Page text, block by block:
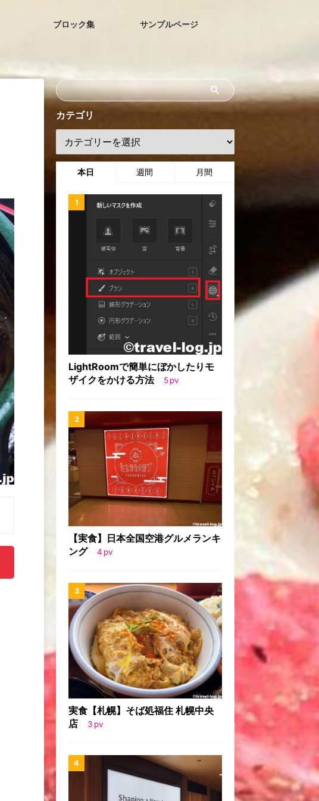
ブロック集 サンプルページ
カテゴリ
本日 週間 月間
LightRoomで簡単にぼかしたりモ
ザイクをかける方法
5pv
【実食】日本全国空港グルメランキ
ング
4 pv
実食【札幌】そば処福住 札幌中央
店
3 pv